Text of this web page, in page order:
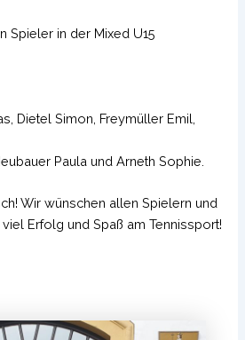
Spieler in der Mixed U15
Dietel Simon, Freymüller Emil,
Paula und Arneth Sophie.
Wir wünschen allen Spielern und
Erfolg und Spaß am Tennissport!